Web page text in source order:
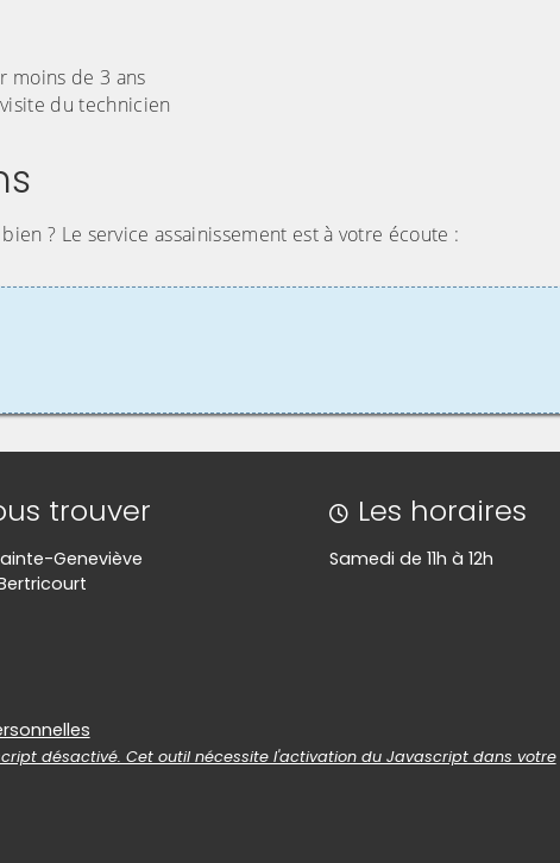
moins de 3 ans
du technicien
? Le service assainissement est à votre écoute :
trouver
Geneviève
Les horaires
Samedi de 11h à 12h
désactivé. Cet outil nécessite l'activation du Javascript dans votre